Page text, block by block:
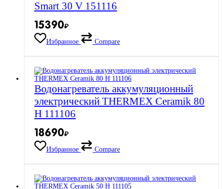
Smart 30 V 151116
15390₽
Избранное Compare
Водонагреватель аккумуляционный
электрический THERMEX Ceramik 80
H 111106
18690₽
Избранное Compare